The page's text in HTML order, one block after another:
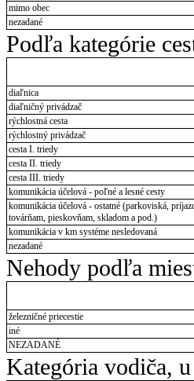
mimo obec
nezadané
Podľa kategórie
diaľnica
diaľničný privádzač
rýchlostná cesta
rýchlostný privádzač
cesta I. triedy
cesta II. triedy
cesta III. triedy
komunikácia účelová - poľné a lesné cesty
komunikácia účelová - ostatné (parkoviská,
továrňam, pieskovňam, skladom a pod.)
komunikácia v km systéme nesledovaná
nezadané
Nehody podľa
železničné priecestie
iné
NEZADANÉ
Kategória vodiča,